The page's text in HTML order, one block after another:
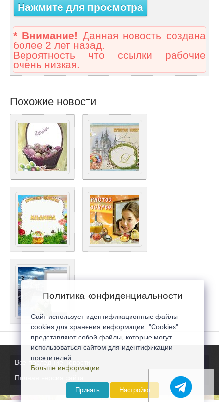
Нажмите для просмотра
* Внимание! Данная новость создана
более 2 лет назад.
Вероятность что ссылки рабочие
очень низкая.
Похожие новости
Все последние новости
Полная версия сайта
Политика конфиденциальности
Сайт использует идентификационные файлы
cookies для хранения информации. "Cookies"
представляют собой файлы, которые могут
использоваться сайтом для идентификации
посетителей...
Больше информации
Принять Настройка